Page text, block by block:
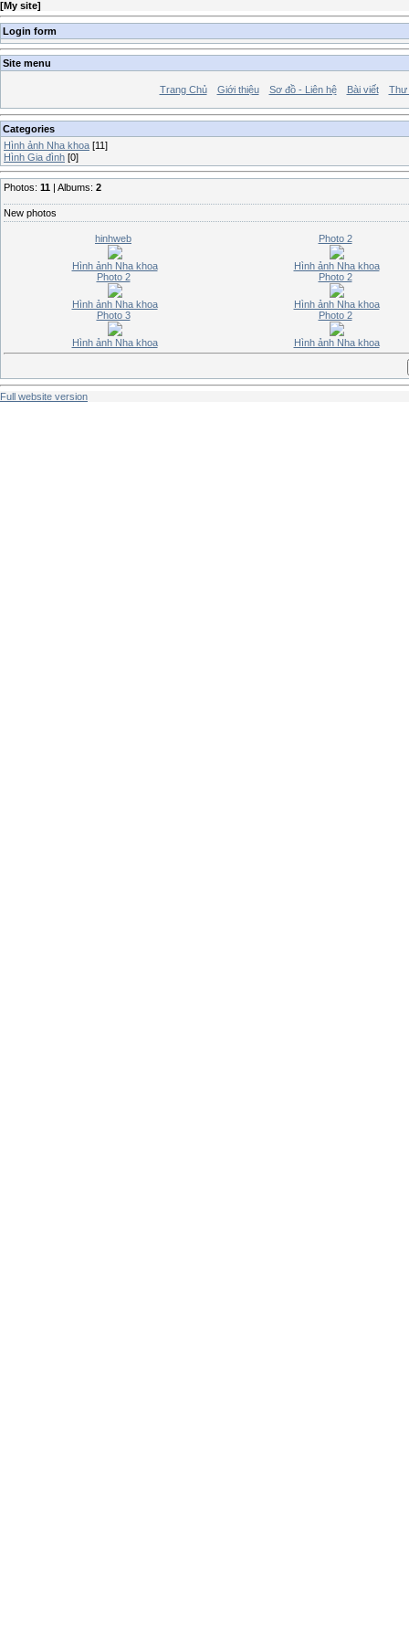
[My site]
Login form
Site menu
Trang Chủ Giới thiệu Sơ đồ - Liên hệ Bài viết Thư
Categories
Hình ảnh Nha khoa [11]
Hình Gia đình [0]
Photos: 11 | Albums: 2
New photos
hinhweb
Hình ảnh Nha khoa
Photo 2
Hình ảnh Nha khoa
Photo 2
Hình ảnh Nha khoa
Photo 2
Hình ảnh Nha khoa
Photo 3
Hình ảnh Nha khoa
Photo 2
Hình ảnh Nha khoa
Full website version